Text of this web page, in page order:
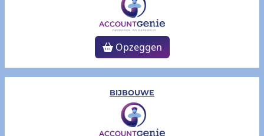
Opzeggen
BIJBOUWE